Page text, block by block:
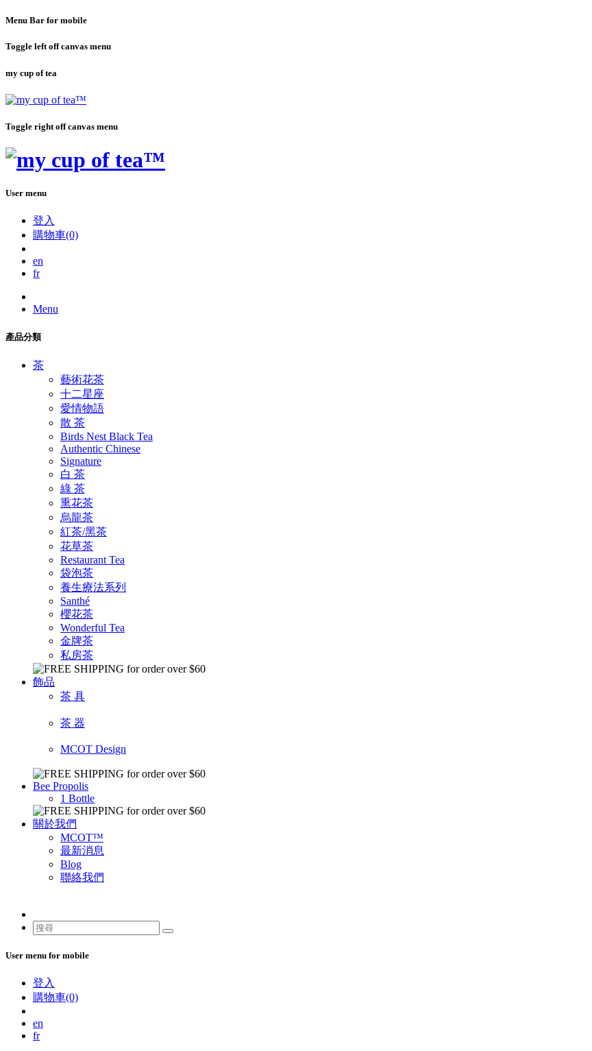
Menu Bar for mobile
Toggle left off canvas menu
my cup of tea
Toggle right off canvas menu
User menu
登入
購物車(0)
en
fr
Menu
產品分類
茶
藝術花茶
十二星座
愛情物語
散 茶
Birds Nest Black Tea
Authentic Chinese
Signature
白 茶
綠 茶
熏花茶
烏龍茶
紅茶/黑茶
花草茶
Restaurant Tea
袋泡茶
養生療法系列
Santhé
櫻花茶
Wonderful Tea
金牌茶
私房茶
飾品
茶 具
茶 器
MCOT Design
Bee Propolis
1 Bottle
關於我們
MCOT™
最新消息
Blog
聯絡我們
User menu for mobile
登入
購物車(0)
en
fr